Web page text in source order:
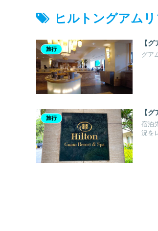
ヒルトングアム
旅行
【
グア
旅行
【
宿泊
況を